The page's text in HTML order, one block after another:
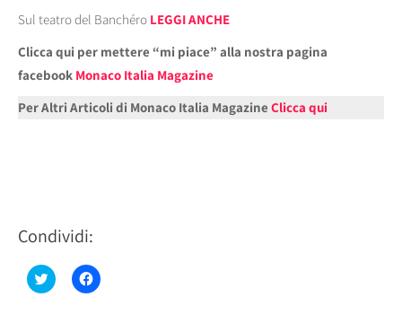
Sul teatro del Banchéro LEGGI ANCHE
Clicca qui per mettere “mi piace” alla nostra pagina
facebook Monaco Italia Magazine
Per Altri Articoli di Monaco Italia Magazine Clicca qui
Condividi:
Fai
clic
Fai
clic